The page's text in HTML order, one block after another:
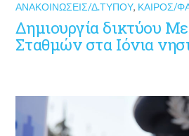
ΑΝΑΚΟΙΝΏΣΕΙΣ/Δ.ΤΎΠΟΥ, ΚΑΙΡΌΣ/
Δημιουργία δικτύου
Σταθμών στα Ιόνια